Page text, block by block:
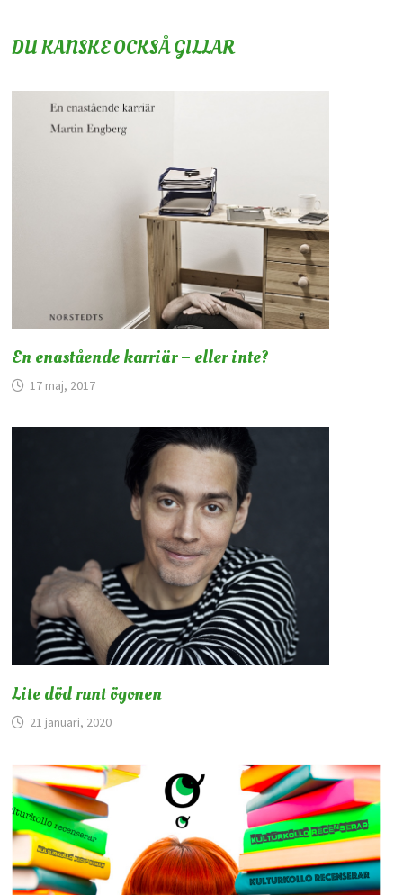
DU KANSKE OCKSÅ GILLAR
En enastående karriär – eller inte?
17 maj, 2017
Lite död runt ögonen
21 januari, 2020